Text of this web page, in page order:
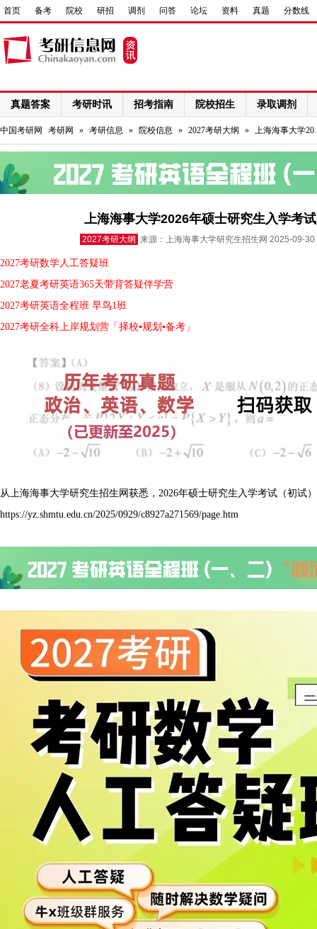
首页 备考 院校 研招 调剂 问答 论坛 资料 真题 分数线
真题答案 考研时讯 招考指南 院校招生 录取调剂
网络课程
中国考研网 考研网 » 考研信息 » 院校信息 » 2027考研大纲 » 上海海事大学
上海海事大学2026年硕士研究生入学考
2027考研大纲 来源：上海海事大学研究生招生网 2025-09-
2027考研数学人工答疑班
2027老夏考研英语365天带背答疑伴学营
2027考研英语全程班 早鸟1班
2027考研全科上岸规划营「择校▪规划▪备考」
从上海海事大学研究生招生网获悉，2026年硕士研究生入学考试（初试
https://yz.shmtu.edu.cn/2025/0929/c8927a271569/page.htm